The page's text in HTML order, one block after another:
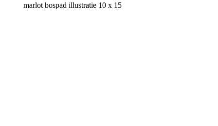
marlot bospad illustratie 10 x 15